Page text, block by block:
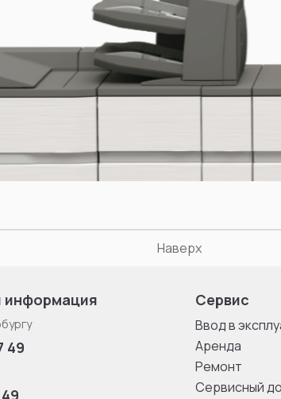
Наверх
информация
49
Сервис
Ввод в
Аренда
Ремонт
Сервисный